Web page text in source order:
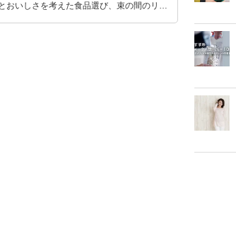
おいしさを考えた食品選び、束の間のリラ